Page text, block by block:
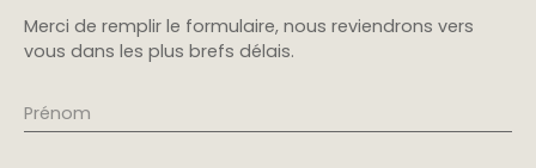
Merci de remplir le formulaire, nous reviendrons vers
vous dans les plus brefs délais.
Prénom